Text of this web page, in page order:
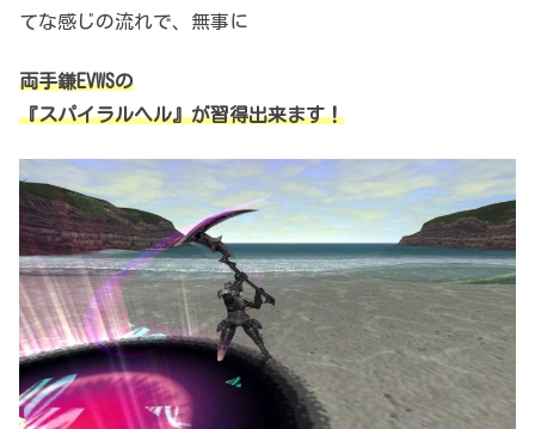
てな感じの流れで、無事に
両手鎌EVWSの
『スパイラルヘル』が習得出来ます！